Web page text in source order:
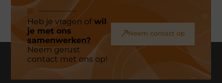
Heb je vragen ofwil
je met ons
samenwerken?
Neem gerust
contact met ons op!
Neem contact op